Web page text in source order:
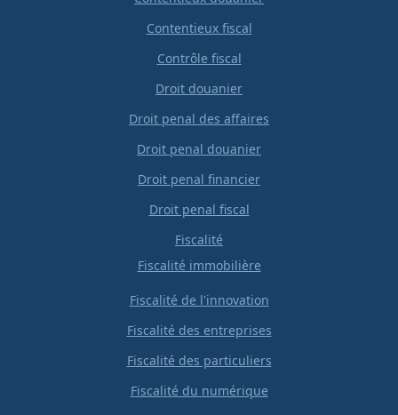
Contentieux fiscal
Contrôle fiscal
Droit douanier
Droit penal des affaires
Droit penal douanier
Droit penal financier
Droit penal fiscal
Fiscalité
Fiscalité immobilière
Fiscalité de l'innovation
Fiscalité des entreprises
Fiscalité des particuliers
Fiscalité du numérique